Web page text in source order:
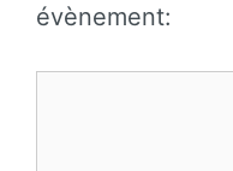
évènement: